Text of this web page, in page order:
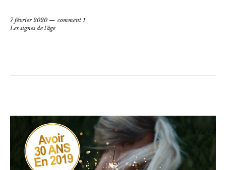
7 février 2020
comment 1
Les signes de l'âge